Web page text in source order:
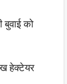
बुवाई को
हेक्टेयर